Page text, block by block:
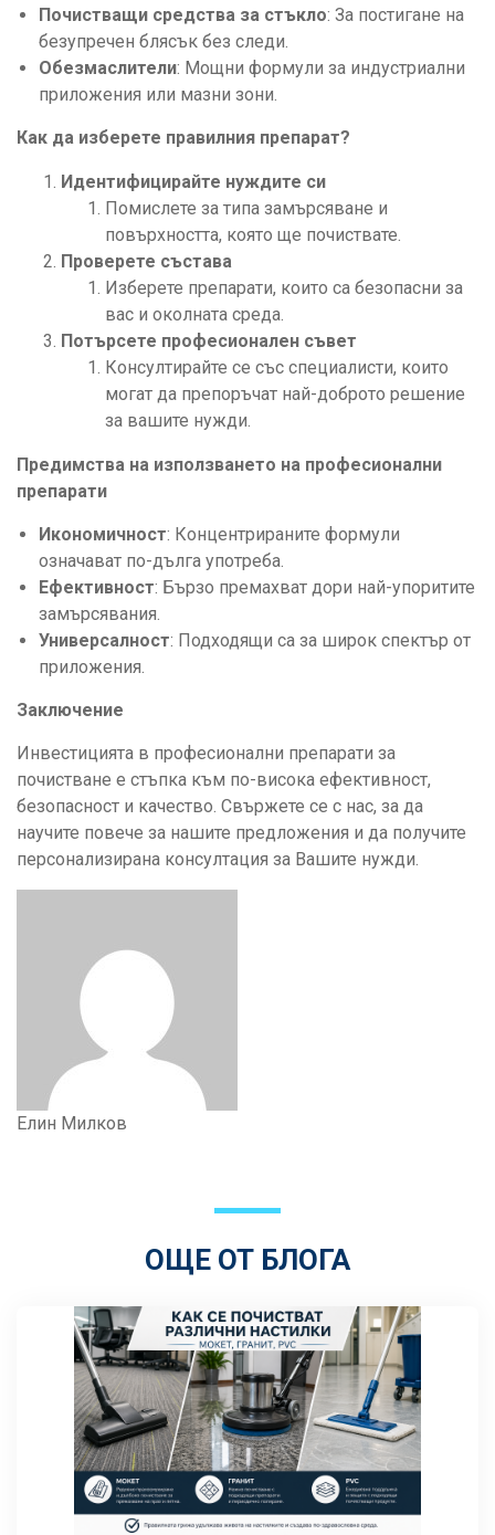
Почистващи средства за стъкло: За постигане на
безупречен блясък без следи.
Обезмаслители: Мощни формули за индустриални
приложения или мазни зони.
Как да изберете правилния препарат?
Идентифицирайте нуждите си
Помислете за типа замърсяване и
повърхността, която ще почиствате.
Проверете състава
Изберете препарати, които са безопасни за
вас и околната среда.
Потърсете професионален съвет
Консултирайте се със специалисти, които
могат да препоръчат най-доброто решение
за вашите нужди.
Предимства на използването на професионални
препарати
Икономичност: Концентрираните формули
означават по-дълга употреба.
Ефективност: Бързо премахват дори най-упоритите
замърсявания.
Универсалност: Подходящи са за широк спектър от
приложения.
Заключение
Инвестицията в професионални препарати за
почистване е стъпка към по-висока ефективност,
безопасност и качество. Свържете се с нас, за да
научите повече за нашите предложения и да получите
персонализирана консултация за Вашите нужди.
Елин Милков
ОЩЕ ОТ БЛОГА